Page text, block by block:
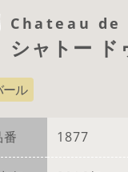
Chateau de
シャトー ド
ール
番 1877